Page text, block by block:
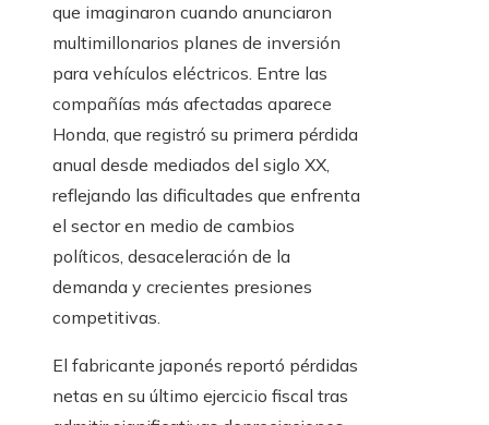
que imaginaron cuando anunciaron
multimillonarios planes de inversión
para vehículos eléctricos. Entre las
compañías más afectadas aparece
Honda, que registró su primera pérdida
anual desde mediados del siglo XX,
reflejando las dificultades que enfrenta
el sector en medio de cambios
políticos, desaceleración de la
demanda y crecientes presiones
competitivas.
El fabricante japonés reportó pérdidas
netas en su último ejercicio fiscal tras